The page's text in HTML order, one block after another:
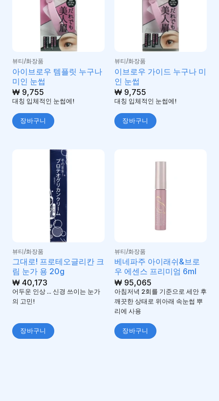
뷰티/화장품
아이브로우 템플릿 누구나
미인 눈썹
₩9,755
대칭 입체적인 눈썹에!
장바구니
뷰티/화장품
이브로우 가이드 누구나 미
인 눈썹
₩9,755
대칭 입체적인 눈썹에!
장바구니
뷰티/화장품
그대로! 프로테오글리칸 크
림 눈가 용 20g
₩40,173
어두운 인상 ... 신경 쓰이는 눈가
의 고민!
장바구니
뷰티/화장품
베네파주 아이래쉬&브로
우 에센스 프리미엄 6ml
₩95,065
아침저녁 2회를 기준으로 세안 후
깨끗한 상태로 위아래 속눈썹 뿌
리에 사용
장바구니